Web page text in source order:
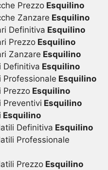
Prezzo Esquilino
Zanzare Esquilino
Definitiva Esquilino
Prezzo Esquilino
Zanzare Esquilino
Definitiva Esquilino
Professionale Esquilino
Prezzo Esquilino
Preventivi Esquilino
Esquilino
Definitiva Esquilino
Professionale
Prezzo Esquilino